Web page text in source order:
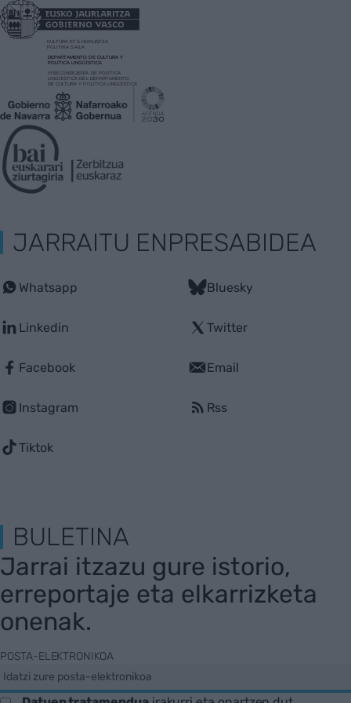
JARRAITU ENPRESABIDEA
Whatsapp
Linkedin
Facebook
Instagram
Tiktok
Bluesky
Twitter
Email
Rss
BULETINA
Jarrai itzazu gure istorio,
erreportaje eta elkarrizketa
onenak.
POSTA-ELEKTRONIKOA